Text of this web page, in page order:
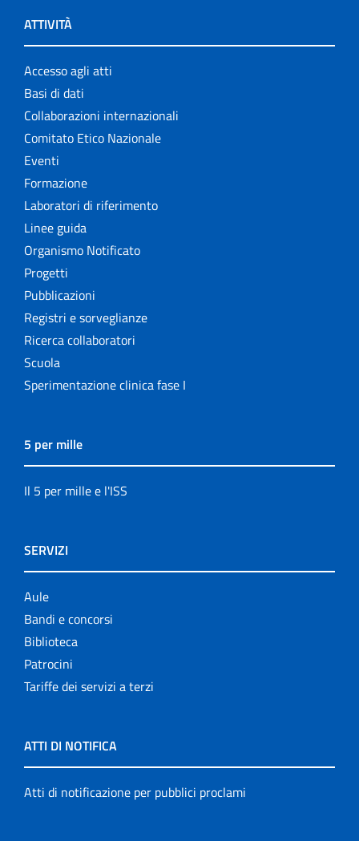
ATTIVITÀ
Accesso agli atti
Basi di dati
Collaborazioni internazionali
Comitato Etico Nazionale
Eventi
Formazione
Laboratori di riferimento
Linee guida
Organismo Notificato
Progetti
Pubblicazioni
Registri e sorveglianze
Ricerca collaboratori
Scuola
Sperimentazione clinica fase I
5 per mille
Il 5 per mille e l'ISS
SERVIZI
Aule
Bandi e concorsi
Biblioteca
Patrocini
Tariffe dei servizi a terzi
ATTI DI NOTIFICA
Atti di notificazione per pubblici proclami